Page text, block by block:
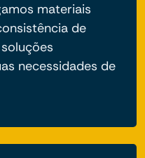
materiais
de
necessidades de